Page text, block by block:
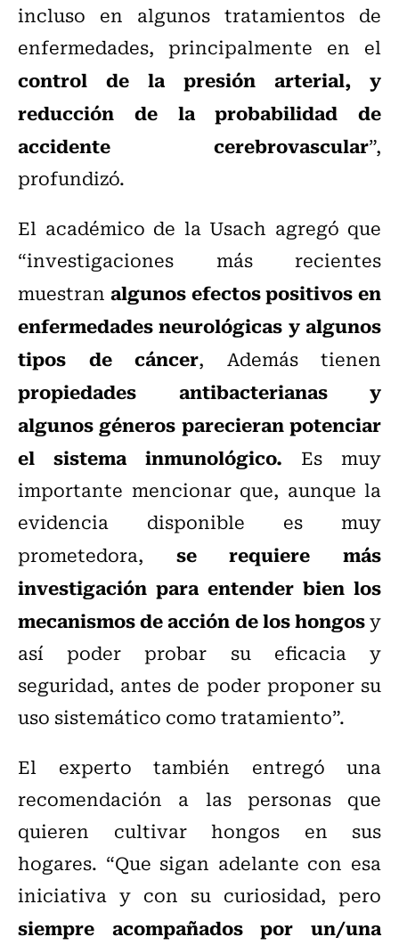
incluso en algunos tratamientos de
enfermedades, principalmente en el
control de la presión arterial, y
reducción de la probabilidad de
accidente cerebrovascular”,
profundizó.
El académico de la Usach agregó que
“investigaciones más recientes
muestran algunos efectos positivos en
enfermedades neurológicas y algunos
tipos de cáncer, Además tienen
propiedades antibacterianas y
algunos géneros parecieran potenciar
el sistema inmunológico. Es muy
importante mencionar que, aunque la
evidencia disponible es muy
prometedora, se requiere más
investigación para entender bien los
mecanismos de acción de los hongosy
así poder probar su eficacia y
seguridad, antes de poder proponer su
uso sistemático como tratamiento”.
El experto también entregó una
recomendación a las personas que
quieren cultivar hongos en sus
hogares. “Que sigan adelante con esa
iniciativa y con su curiosidad, pero
siempre acompañados por un/una